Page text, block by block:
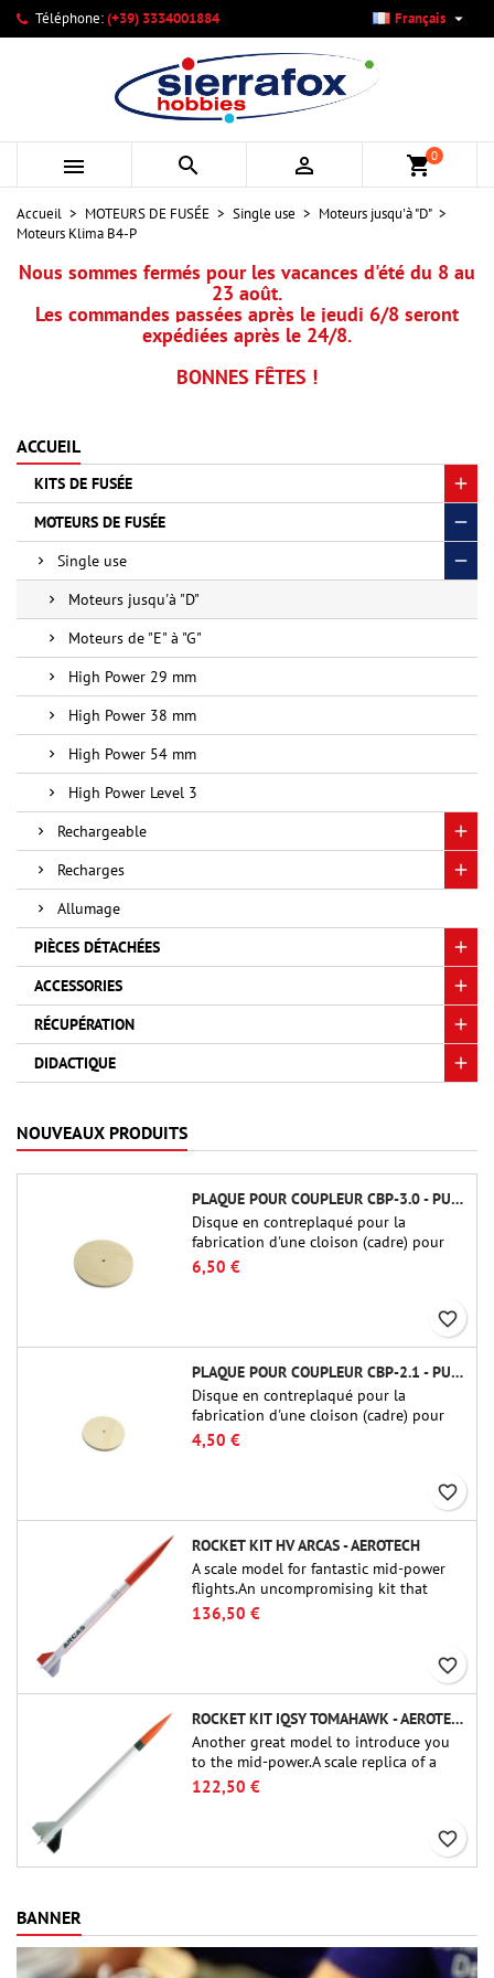
Téléphone:(+39) 3334001884 Français 
   shopping_cart0
Accueil MOTEURS DE FUSÉE Single use
Moteurs jusqu'à "D"
Moteurs Klima B4-P
Nous sommes fermés pour les vacances d'été du 8 au
23 août.
Les commandes passées après le jeudi 6/8 seront
expédiées après le 24/8.
BONNES FÊTES !
ACCUEIL
KITS DE FUSÉE
MOTEURS DE FUSÉE
Single use
Moteurs jusqu'à "D"
Moteurs de "E" à "G"
High Power 29 mm
High Power 38 mm
High Power 54 mm
High Power Level 3
Rechargeable
Recharges
Allumage
PIÈCES DÉTACHÉES
ACCESSORIES
RÉCUPÉRATION
DIDACTIQUE
NOUVEAUX PRODUITS
PLAQUE POUR COUPLEUR CBP-3.0 - PUBLIC MISSILES LTD.
Disque en contreplaqué pour la
fabrication d'une cloison (cadre) pour
raccords tubulaires de 75 mm de Public
Missiles Ltd. (PT-3.0/QT-3.0)
6,50 €
favorite_border
PLAQUE POUR COUPLEUR CBP-2.1 - PUBLIC MISSILES LTD.
Disque en contreplaqué pour la
fabrication d'une cloison (cadre) pour
raccords tubulaires de 54 mm de Public
Missiles Ltd. (PT-2.1 ou QT-2.1)
4,50 €
favorite_border
ROCKET KIT HV ARCAS - AEROTECH
A scale model for fantastic mid-power
flights.An uncompromising kit that
allows you to build a replica of one of
the most famous sounding-rocket ever.
136,50 €
favorite_border
ROCKET KIT IQSY TOMAHAWK - AEROTECH
Another great model to introduce you
to the mid-power.A scale replica of a
famous sounding rocket, small in size
and peefect to move to higher-level kits.
122,50 €
favorite_border
BANNER
Mes listes d'envies ×
Créer une nouvelle liste
Créer une liste d'envies ×
Nom de la liste d'envies
Annuler Créer une liste d'envies
Connexion ×
Vous devez être connecté pour ajouter des produits à votre
liste d'envies.
Annuler Connexion